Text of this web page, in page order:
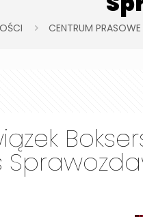
CENTRUM PRASOWE